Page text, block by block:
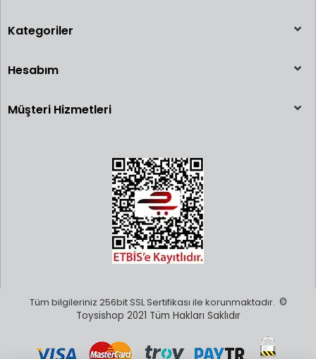
Kategoriler
Hesabım
Müşteri Hizmetleri
Tüm bilgileriniz 256bit SSL Sertifikası ile korunmaktadır. ©
Toysishop 2021 Tüm Hakları Saklıdır